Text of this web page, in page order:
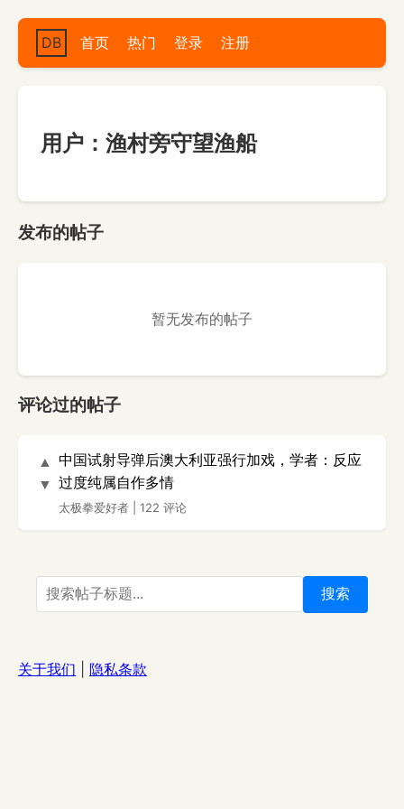
DB 首页 热门 登录 注册
用户：渔村旁守望渔船
发布的帖子
暂无发布的帖子
评论过的帖子
▲
▼
中国试射导弹后澳大利亚强行加戏，学者：反应
过度纯属自作多情
太极拳爱好者 122 评论
搜索
关于我们 隐私条款